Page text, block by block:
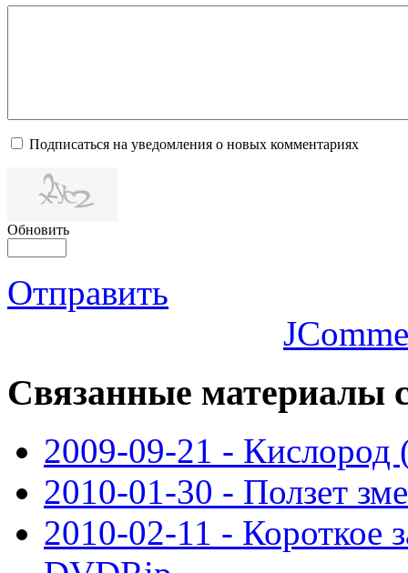
Подписаться на уведомления о новых комментариях
Обновить
Отправить
Связанные материалы
2009-09-21 -
2010-01-30 - Ползет
2010-02-11 - Короткое